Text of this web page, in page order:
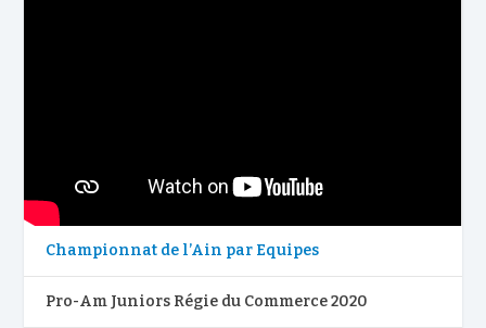
Championnat de l’Ain par Equipes
Pro-Am Juniors Régie du Commerce 2020